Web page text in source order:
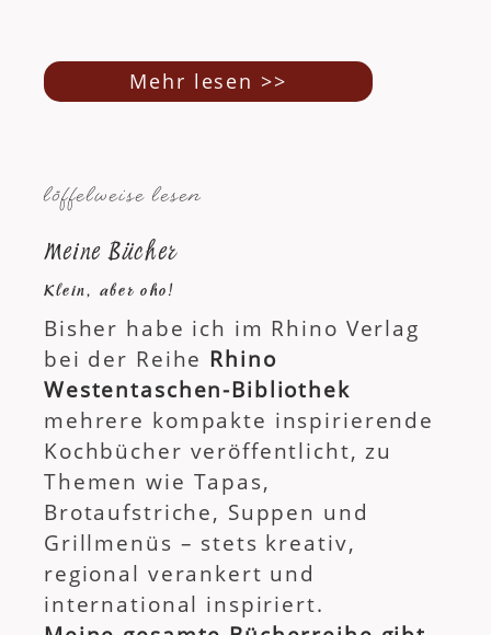
Mehr lesen >>
löffelweise lesen
Meine Bücher
Klein, aber oho!
Bisher habe ich im Rhino Verlag
bei der Reihe Rhino
Westentaschen-Bibliothek
mehrere kompakte inspirierende
Kochbücher veröffentlicht, zu
Themen wie Tapas,
Brotaufstriche, Suppen und
Grillmenüs – stets kreativ,
regional verankert und
international inspiriert.